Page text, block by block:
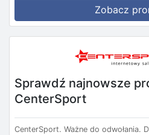
Zobacz
Sprawdź najnowsze
CenterSport
CenterSport. Ważne do odwołania.